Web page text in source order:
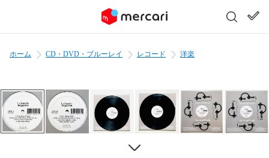
ホーム CD・DVD・ブルーレイ レコード 洋楽